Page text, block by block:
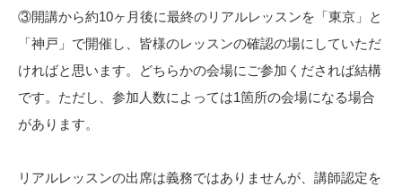
③開講から約10ヶ月後に最終のリアルレッスンを「東京」と
「神戸」で開催し、皆様のレッスンの確認の場にしていただ
ければと思います。どちらかの会場にご参加くだされば結構
です。ただし、参加人数によっては1箇所の会場になる場合
があります。
リアルレッスンの出席は義務ではありませんが、講師認定を